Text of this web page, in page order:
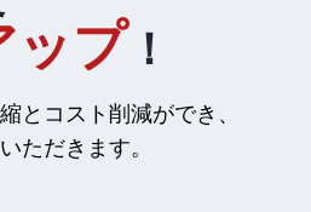
ップ ！
とコスト削減ができ、
ただきます。